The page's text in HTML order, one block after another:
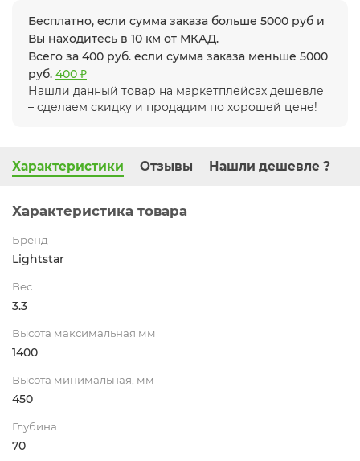
Бесплатно, если сумма заказа больше 5000 руб и
Вы находитесь в 10 км от МКАД.
Всего за 400 руб. если сумма заказа меньше 5000
руб. 400 ₽
Нашли данный товар на маркетплейсах дешевле
– сделаем скидку и продадим по хорошей цене!
Характеристики Отзывы Нашли дешевле ?
Характеристика товара
Бренд
Lightstar
Вес
3.3
Высота максимальная мм
1400
Высота минимальная, мм
450
Глубина
70